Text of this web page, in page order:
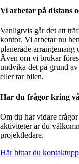
Vi arbetar på distans
Vanligtvis går det att
kontor. Vi arbetar nu
planerade
Även om vi brukar
undvika det på grund
eller tar bilen.
Har du frågor kring
Om du har vidare
aktiviteter är du
projektledare.
Här hittar du